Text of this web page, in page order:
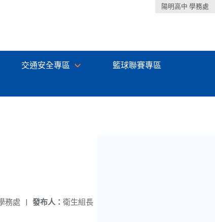
陽明高中 學務處
交通安全專區 籃球聯賽專區
發布人： 衛生組長
務處 |